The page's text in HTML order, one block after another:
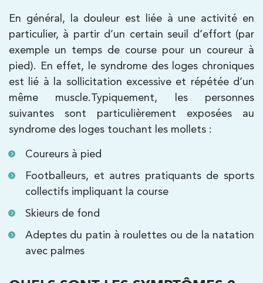
En général, la douleur est liée à une activité en
particulier, à partir d’un certain seuil d’effort (par
exemple un temps de course pour un coureur à
pied). En effet, le syndrome des loges chroniques
est lié à la sollicitation excessive et répétée d’un
même muscle.Typiquement, les personnes
suivantes sont particulièrement exposées au
syndrome des loges touchant les mollets :
Coureurs à pied
Footballeurs, et autres pratiquants de sports
collectifs impliquant la course
Skieurs de fond
Adeptes du patin à roulettes ou de la natation
avec palmes
PRENDRE RDV
IK Châtenay-Malabry – 92
380 Av. de la Division Leclerc 92290
Châtenay-Malabry
Châtenay-Malabry
PRENDRE RDV
PRENDRE RDV
Kinésithérapie Balnéothérapie
IK Paris 17 – Villiers
68 Av. de Villiers 75017 Paris
Kinésithérapie Balnéothérapie